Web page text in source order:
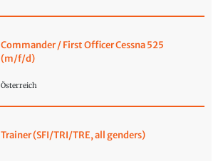
Commander / First Officer Cessna 525
(m/f/d)
Österreich
Trainer (SFI/TRI/TRE, all genders)